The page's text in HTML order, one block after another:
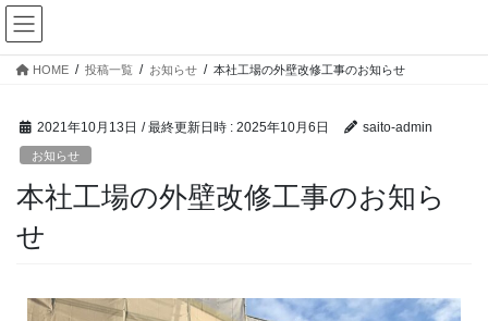
HOME 投稿一覧 お知らせ 本社工場の外壁改修工事のお知らせ
2021年10月13日 / 最終更新日時 : 2025年10月6日 saito-admin
お知らせ
本社工場の外壁改修工事のお知ら
せ